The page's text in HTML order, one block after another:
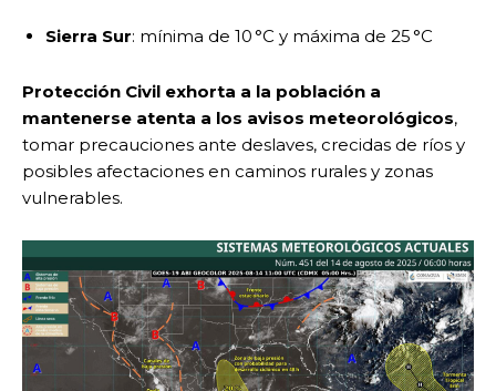
Sierra Sur: mínima de 10 °C y máxima de 25 °C
Protección Civil exhorta a la población a
mantenerse atenta a los avisos meteorológicos,
tomar precauciones ante deslaves, crecidas de ríos y
posibles afectaciones en caminos rurales y zonas
vulnerables.